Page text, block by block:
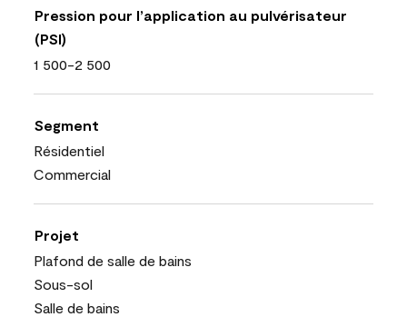
Pression pour l’application au pulvérisateur
(PSI)
1 500-2 500
Segment
Résidentiel
Commercial
Projet
Plafond de salle de bains
Sous-sol
Salle de bains